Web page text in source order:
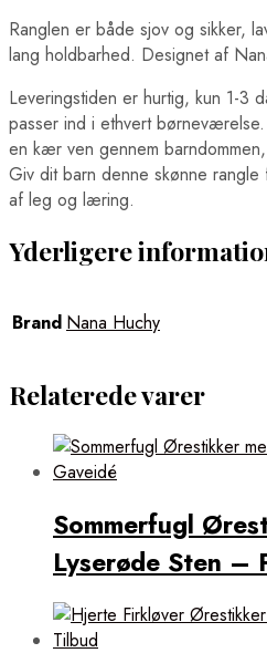
Ranglen er både sjov og sikker,
lang holdbarhed. Designet af
Leveringstiden er hurtig, kun 1-3
passer ind i ethvert
en kær ven gennem
Giv dit barn denne skønne rangle
af leg og læring.
Yderligere
Brand Nana Huchy
Relaterede varer
Sommerfugl
Lyserøde Sten –